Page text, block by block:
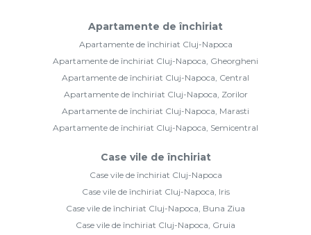
Apartamente de închiriat
Apartamente de închiriat Cluj-Napoca
Apartamente de închiriat Cluj-Napoca, Gheorgheni
Apartamente de închiriat Cluj-Napoca, Central
Apartamente de închiriat Cluj-Napoca, Zorilor
Apartamente de închiriat Cluj-Napoca, Marasti
Apartamente de închiriat Cluj-Napoca, Semicentral
Case vile de închiriat
Case vile de închiriat Cluj-Napoca
Case vile de închiriat Cluj-Napoca, Iris
Case vile de închiriat Cluj-Napoca, Buna Ziua
Case vile de închiriat Cluj-Napoca, Gruia